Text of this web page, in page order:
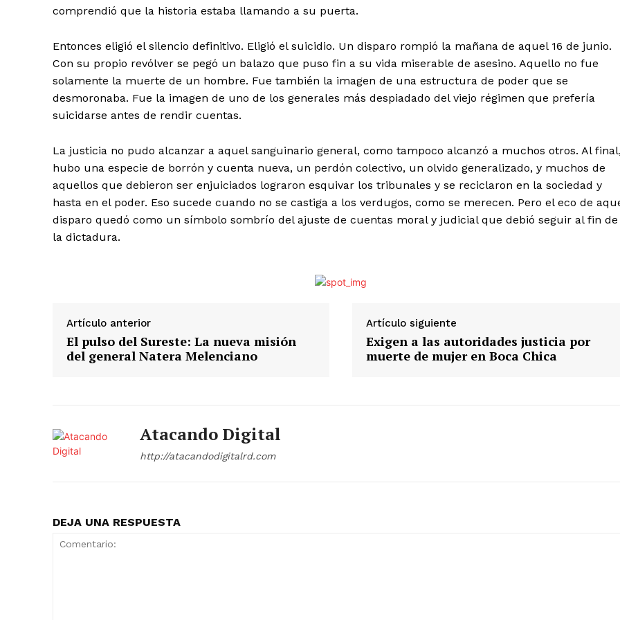
comprendió que la historia estaba llamando a su puerta.
Entonces eligió el silencio definitivo. Eligió el suicidio. Un disparo rompió la mañana de aquel 16 de junio.
Con su propio revólver se pegó un balazo que puso fin a su vida miserable de asesino. Aquello no fue
solamente la muerte de un hombre. Fue también la imagen de una estructura de poder que se
desmoronaba. Fue la imagen de uno de los generales más despiadado del viejo régimen que prefería
suicidarse antes de rendir cuentas.
La justicia no pudo alcanzar a aquel sanguinario general, como tampoco alcanzó a muchos otros. Al
hubo una especie de borrón y cuenta nueva, un perdón colectivo, un olvido generalizado, y muchos de
aquellos que debieron ser enjuiciados lograron esquivar los tribunales y se reciclaron en la sociedad y
hasta en el poder. Eso sucede cuando no se castiga a los verdugos, como se merecen. Pero el eco de
disparo quedó como un símbolo sombrío del ajuste de cuentas moral y judicial que debió seguir al fin de
la dictadura.
Artículo anterior
​El pulso del Sureste: La nueva misión
del general Natera Melenciano
Artículo siguiente
Exigen a las autoridades justicia por
muerte de mujer en Boca Chica
Atacando Digital
http://atacandodigitalrd.com
DEJA UNA RESPUESTA